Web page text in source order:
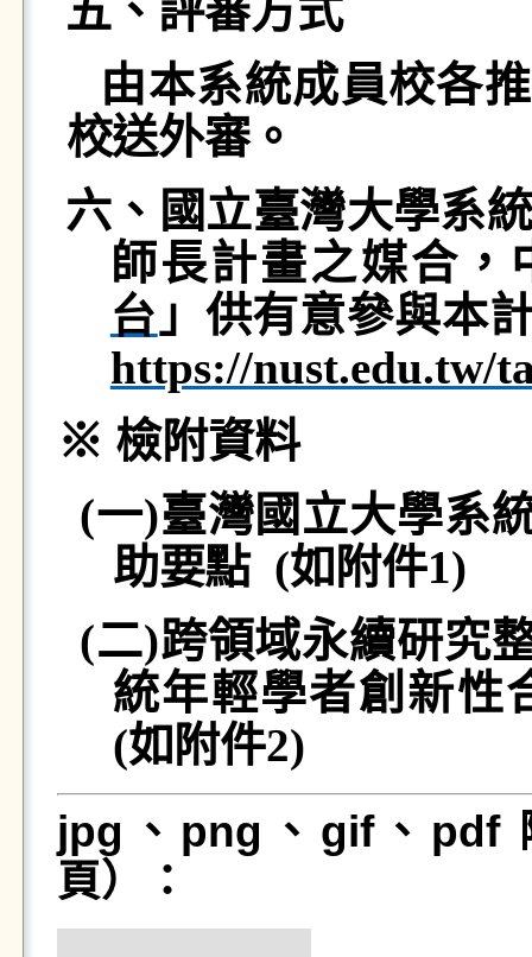
五、 評審方式
由本系統成員校各
校送外審。
六、國立臺灣大學系
師長計畫之媒合，
台 」供有意參與本
https://nust.edu.tw/
※ 檢附資料
(一)臺灣國立大學系
助要點 (如附件1)
(二)跨領域永續研究
統年輕學者創新性
(如附件2)
jpg、png、gif、pdf
頁）：